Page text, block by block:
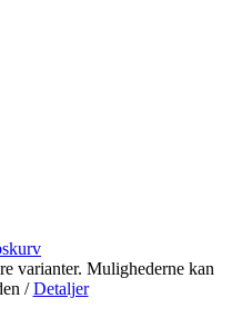
varianter. Mulighederne kan
/ Detaljer